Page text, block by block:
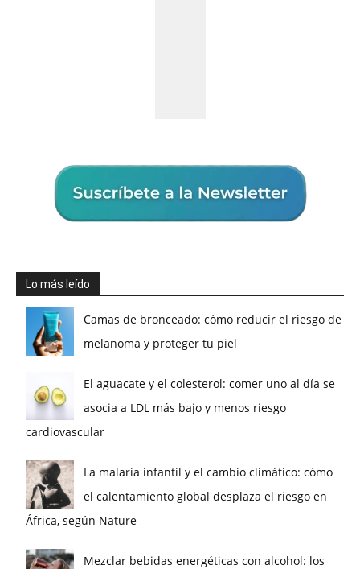
Lo más leído
Camas de bronceado: cómo reducir el riesgo de
melanoma y proteger tu piel
El aguacate y el colesterol: comer uno al día se
asocia a LDL más bajo y menos riesgo
cardiovascular
La malaria infantil y el cambio climático: cómo
el calentamiento global desplaza el riesgo en
África, según Nature
Mezclar bebidas energéticas con alcohol: los